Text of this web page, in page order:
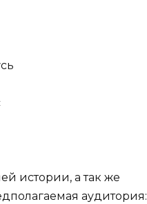
истории, а так же
аудитория: